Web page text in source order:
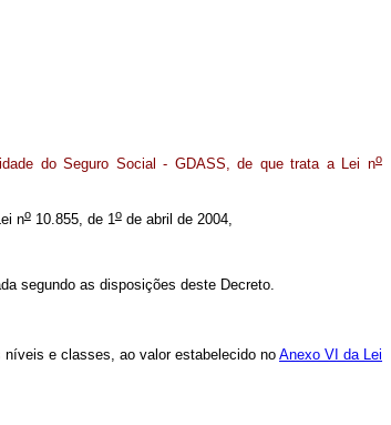
do Seguro Social - GDASS, de que trata a Lei no
no10.855, de 1ode abril de 2004,
segundo as disposições deste Decreto.
e classes, ao valor estabelecido noAnexo VI da Lei